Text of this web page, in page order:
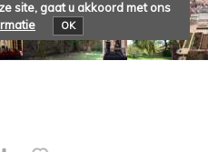
site, gaat u akkoord met ons
OK